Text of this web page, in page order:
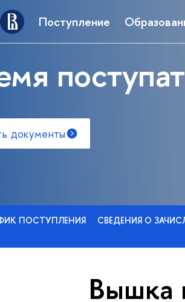
Поступление
документы
ПОСТУПЛЕНИЯ СВЕДЕНИЯ О
Вышка